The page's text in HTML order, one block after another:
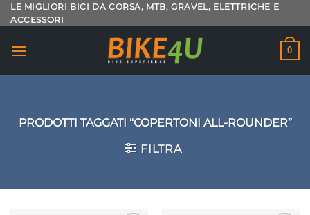
Salta
ai
LE MIGLIORI BICI DA CORSA, MTB, GRAVEL, ELETTRICHE E
ACCESSORI
0
PRODOTTI TAGGATI “COPERTONI ALL-ROUNDER”
FILTRA